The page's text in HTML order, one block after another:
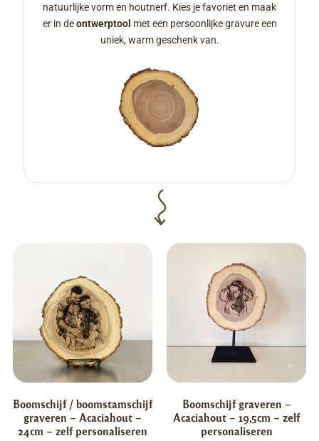
natuurlijke vorm en houtnerf. Kies je favoriet en maak
er in deontwerptool met een persoonlijke gravure een
uniek, warm geschenk van.
Boomschijf / boomstamschijf
graveren – Acaciahout –
24cm – zelf personaliseren
Boomschijf graveren –
Acaciahout – 19,5cm – zelf
personaliseren